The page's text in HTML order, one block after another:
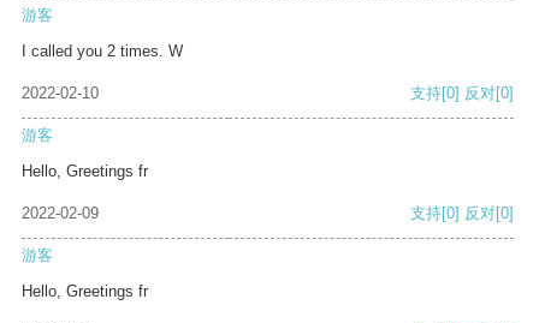
游客
I called you 2 times. W
2022-02-10 支持[0] 反对[0]
游客
Hello, Greetings fr
2022-02-09 支持[0] 反对[0]
游客
Hello, Greetings fr